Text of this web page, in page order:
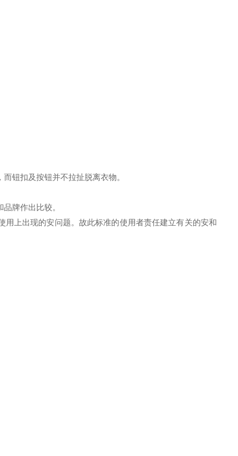
钮扣及按钮并不拉扯脱离衣物。
牌作出比较。
上出现的安问题。故此标准的使用者责任建立有关的安和